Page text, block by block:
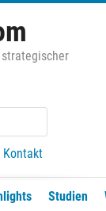
Kontakt
Studien